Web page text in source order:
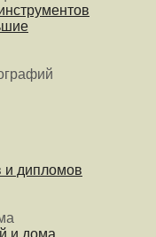
и дипломов
и дома